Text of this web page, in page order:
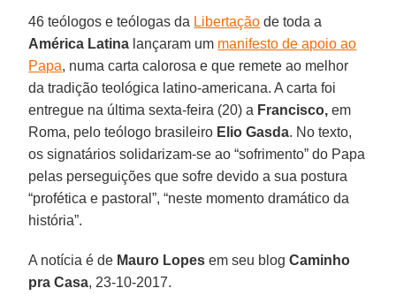
46 teólogos e teólogas da Libertação de toda a
América Latina lançaram um manifesto de apoio ao
Papa, numa carta calorosa e que remete ao melhor
da tradição teológica latino-americana. A carta foi
entregue na última sexta-feira (20) a Francisco, em
Roma, pelo teólogo brasileiro Elio Gasda. No texto,
os signatários solidarizam-se ao “sofrimento” do Papa
pelas perseguições que sofre devido a sua postura
“profética e pastoral”, “neste momento dramático da
história”.
A notícia é de Mauro Lopes em seu blogCaminho
pra Casa, 23-10-2017.